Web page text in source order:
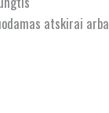
atskirai